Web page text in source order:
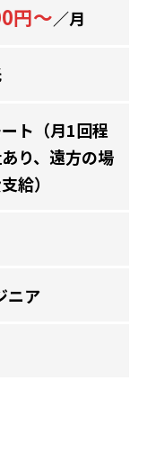
円～／月
ト（月1回程
り、遠方の場
給）
ニア